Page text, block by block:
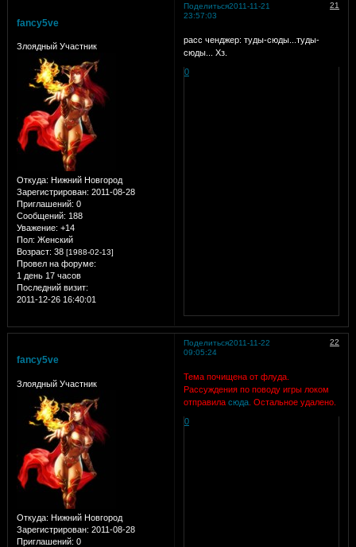
Поделиться 21
2011-11-21
23:57:03
fancy5ve
Злоядный Участник
Откуда: Нижний Новгород
Зарегистрирован: 2011-08-28
Приглашений: 0
Сообщений: 188
Уважение: +14
Пол: Женский
Возраст: 38 [1988-02-13]
Провел на форуме:
1 день 17 часов
Последний визит:
2011-12-26 16:40:01
расс ченджер: туды-сюды...туды-
сюды... Хз.
0
Поделиться 22
2011-11-22
09:05:24
fancy5ve
Злоядный Участник
Откуда: Нижний Новгород
Зарегистрирован: 2011-08-28
Приглашений: 0
Тема почищена от флуда.
Рассуждения по поводу игры локом
отправила сюда. Остальное удалено.
0